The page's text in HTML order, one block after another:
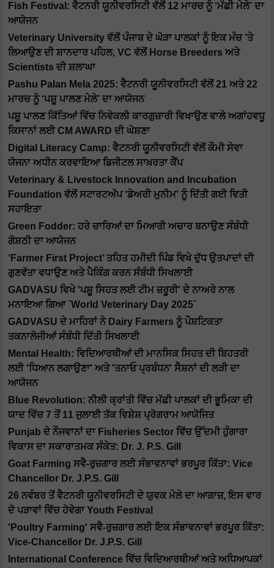
Fish Festival: ਵੈਟਨਰੀ ਯੂਨੀਵਰਸਿਟੀ ਵੱਲੋਂ 12 ਮਾਰਚ ਨੂੰ ‘ਮੱਛੀ ਮੇਲੇ’ ਦਾ
ਆਯੋਜਨ
Veterinary University ਵੱਲੋਂ ਪੰਜਾਬ ਦੇ ਘੋੜਾ ਪਾਲਕਾਂ ਨੂੰ ਇਕ ਮੰਚ ’ਤੇ
ਲਿਆਉਣ ਦੀ ਸ਼ਾਨਦਾਰ ਪਹਿਲ, VC ਵੱਲੋਂ Horse Breeders ਅਤੇ
Scientists ਦੀ ਸ਼ਲਾਘਾ
Pashu Palan Mela 2025: ਵੈਟਨਰੀ ਯੂਨੀਵਰਸਿਟੀ ਵੱਲੋਂ 21 ਅਤੇ 22
ਮਾਰਚ ਨੂੰ ‘ਪਸ਼ੂ ਪਾਲਣ ਮੇਲੇ’ ਦਾ ਆਯੋਜਨ
ਪਸ਼ੂ ਪਾਲਣ ਕਿੱਤਿਆਂ ਵਿੱਚ ਨਿਵੇਕਲੀ ਕਾਰਗੁਜ਼ਾਰੀ ਵਿਖਾਉਣ ਵਾਲੇ ਅਗਾਂਹਵਧੂ
ਕਿਸਾਨਾਂ ਲਈ CM AWARD ਦੀ ਘੋਸ਼ਣਾ
Digital Literacy Camp: ਵੈਟਨਰੀ ਯੂਨੀਵਰਸਿਟੀ ਵੱਲੋਂ ਕੌਮੀ ਸੇਵਾ
ਯੋਜਨਾ ਅਧੀਨ ਕਰਵਾਇਆ ਡਿਜੀਟਲ ਸਾਖ਼ਰਤਾ ਕੈਂਪ
Veterinary & Livestock Innovation and Incubation
Foundation ਵੱਲੋਂ ਸਟਾਰਟਅੱਪ ‘ਡੇਅਰੀ ਮੁਨੀਮ’ ਨੂੰ ਦਿੱਤੀ ਗਈ ਵਿਤੀ
ਸਹਾਇਤਾ
Green Fodder: ਹਰੇ ਚਾਰਿਆਂ ਦਾ ਮਿਆਰੀ ਅਚਾਰ ਬਨਾਉਣ ਸੰਬੰਧੀ
ਗੋਸ਼ਠੀ ਦਾ ਆਯੋਜਨ
‘Farmer First Project’ ਤਹਿਤ ਹਮੀਦੀ ਪਿੰਡ ਵਿਖੇ ਦੁੱਧ ਉਤਪਾਦਾਂ ਦੀ
ਗੁਣਵੱਤਾ ਵਧਾਉਣ ਅਤੇ ਪੈਕਿੰਗ ਕਰਨ ਸੰਬੰਧੀ ਸਿਖਲਾਈ
GADVASU ਵਿਖੇ 'ਪਸ਼ੂ ਸਿਹਤ ਲਈ ਟੀਮ ਜ਼ਰੂਰੀ' ਦੇ ਨਾਅਰੇ ਨਾਲ
ਮਨਾਇਆ ਗਿਆ `World Veterinary Day 2025`
GADVASU ਦੇ ਮਾਹਿਰਾਂ ਨੇ Dairy Farmers ਨੂੰ ਪੌਸ਼ਟਿਕਤਾ
ਤਕਨਾਲੋਜੀਆਂ ਸੰਬੰਧੀ ਦਿੱਤੀ ਸਿਖਲਾਈ
Mental Health: ਵਿਦਿਆਰਥੀਆਂ ਦੀ ਮਾਨਸਿਕ ਸਿਹਤ ਦੀ ਬਿਹਤਰੀ
ਲਈ 'ਧਿਆਨ ਲਗਾਉਣਾ' ਅਤੇ 'ਤਨਾਓ ਪ੍ਰਬੰਧਨ' ਸੈਸ਼ਨਾਂ ਦੀ ਲੜੀ ਦਾ
ਆਯੋਜਨ
Blue Revolution: ਨੀਲੀ ਕ੍ਰਾਂਤੀ ਵਿੱਚ ਮੱਛੀ ਪਾਲਕਾਂ ਦੀ ਭੂਮਿਕਾ ਦੀ
ਯਾਦ ਵਿੱਚ 7 ​​ਤੋਂ 11 ਜੁਲਾਈ ਤੱਕ ਵਿਸ਼ੇਸ਼ ਪ੍ਰੋਗਰਾਮ ਆਯੋਜਿਤ
Punjab ਦੇ ਨੌਜਵਾਨਾਂ ਦਾ Fisheries Sector ਵਿੱਚ ਉੱਦਮੀ ਹੁੰਗਾਰਾ
ਵਿਕਾਸ ਦਾ ਸਕਾਰਾਤਮਕ ਸੰਕੇਤ: Dr. J. P.S. Gill
Goat Farming ਸਵੈ-ਰੁਜ਼ਗਾਰ ਲਈ ਸੰਭਾਵਨਾਵਾਂ ਭਰਪੂਰ ਕਿੱਤਾ: Vice
Chancellor Dr. J.P.S. Gill
26 ਨਵੰਬਰ ਤੋਂ ਵੈਟਨਰੀ ਯੂਨੀਵਰਸਿਟੀ ਦੇ ਯੁਵਕ ਮੇਲੇ ਦਾ ਆਗਾਜ਼, ਇਸ ਵਾਰ
ਦੋ ਪੜਾਵਾਂ ਵਿੱਚ ਹੋਵੇਗਾ Youth Festival
'Poultry Farming' ਸਵੈ-ਰੁਜ਼ਗਾਰ ਲਈ ਇਕ ਸੰਭਾਵਨਾਵਾਂ ਭਰਪੂਰ ਕਿੱਤਾ:
Vice-Chancellor Dr. J.P.S. Gill
International Conference ਵਿੱਚ ਵਿਦਿਆਰਥੀਆਂ ਅਤੇ ਅਧਿਆਪਕਾਂ